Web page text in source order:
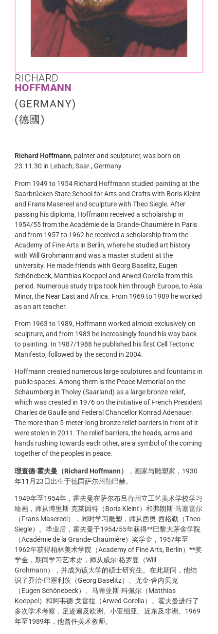
RICHARD
HOFFMANN
(GERMANY)​
(德國)
Richard Hoffmann, painter and sculpturer, was born on
23.11.30 in Lebach, Saar , Germany.
From 1949 to 1954 Richard Hoffmann studied painting at the
Saarbrücken State School for Arts and Crafts with Boris Kleint
and Frans Masereel and sculpture with Theo Siegle. After
passing his diploma, Hoffmann received a scholarship in
1954/55 from the Académie de la Grande-Chaumière in Paris
and from 1957 to 1962 he received a scholarship from the
Academy of Fine Arts in Berlin, where he studied art history
with Will Grohmann and was a master student at the
university. He made friends with Georg Baselitz, Eugen
Schönebeck, Matthias Koeppel and Arwed Gorella from this
period. Numerous study trips took him through Europe, to Asia
Minor, the Near East and Africa. From 1969 to 1989 he worked
as an art teacher.
From 1963 to 1989, Hoffmann worked almost exclusively on
sculpture, and from 1983 he increasingly found his way back
to painting. In 1987/1988 he published his first Cell Tectonic
Manifesto, followed by the second in 2004.
Hoffmann created numerous large sculptures and fountains in
public spaces. Among them is the Peace Memorial on the
Schaumberg in Tholey (Saarland) as a large bronze relief,
which was created in 1976 on the initiative of French President
Charles de Gaulle and Federal Chancellor Konrad Adenauer.
The more than 5-meter-long bronze relief barriers in front of it
were stolen in 2011. The relief barriers, the heads, arms and
hands rushing towards each other, are a symbol of the coming
together of the peoples in peace.
理查德·霍夫曼（Richard Hoffmann）
，画家与雕塑家，1930
年11月23日出生于德国萨尔州勒巴赫。
1949年至1954年，霍夫曼在萨尔布吕肯州立工艺美术学校学习
绘画，师从博里斯·克莱因特（Boris Kleint）和弗朗斯·马塞雷尔
（Frans Masereel），同时学习雕塑，师从西奥·西格勒（Theo
Siegle）。毕业后，霍夫曼于1954/55年获得**巴黎大茅舍学院
（Académie de la Grande-Chaumière）奖学金，1957年至
1962年获得柏林美术学院（Academy of Fine Arts, Berlin）**奖
学金，期间学习艺术史，师从威尔·格罗曼（Will
Grohmann），并成为该大学的硕士研究生。在此期间，他结
识了乔治·巴塞利茨（Georg Baselitz）、尤金·舍内贝克
（Eugen Schönebeck）、马蒂亚斯·科佩尔（Matthias
Koeppel）和阿韦德·戈雷拉（Arwed Gorella）。霍夫曼进行了
多次学术考察，足迹遍及欧洲、小亚细亚、近东及非洲。1969
年至1989年，他曾任美术教师。